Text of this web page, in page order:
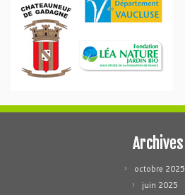
Archives
octobre 2025
juin 2025